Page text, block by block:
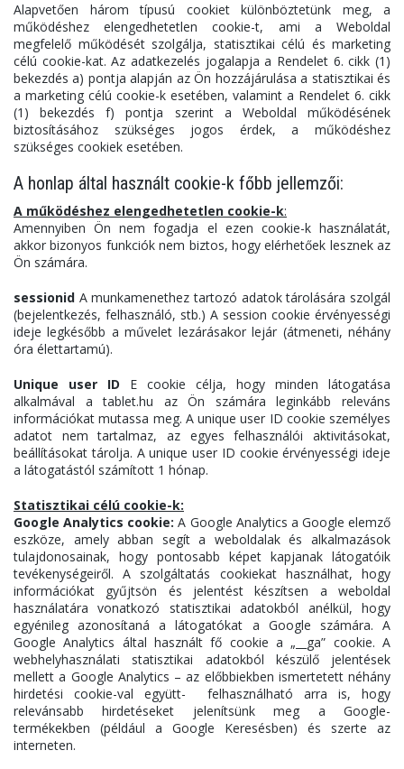
Alapvetően három típusú cookiet különböztetünk meg, a
működéshez elengedhetetlen cookie-t, ami a Weboldal
megfelelő működését szolgálja, statisztikai célú és marketing
célú cookie-kat. Az adatkezelés jogalapja a Rendelet 6. cikk (1)
bekezdés a) pontja alapján az Ön hozzájárulása a statisztikai és
a marketing célú cookie-k esetében, valamint a Rendelet 6. cikk
(1) bekezdés f) pontja szerint a Weboldal működésének
biztosításához szükséges jogos érdek, a működéshez
szükséges cookiek esetében.
A honlap által használt cookie-k főbb jellemzői:
A működéshez elengedhetetlen cookie-k:
Amennyiben Ön nem fogadja el ezen cookie-k használatát,
akkor bizonyos funkciók nem biztos, hogy elérhetőek lesznek az
Ön számára.
sessionid A munkamenethez tartozó adatok tárolására szolgál
(bejelentkezés, felhasználó, stb.) A session cookie érvényességi
ideje legkésőbb a művelet lezárásakor lejár (átmeneti, néhány
óra élettartamú).
Unique user ID E cookie célja, hogy minden látogatása
alkalmával a tablet.hu az Ön számára leginkább releváns
információkat mutassa meg. A unique user ID cookie személyes
adatot nem tartalmaz, az egyes felhasználói aktivitásokat,
beállításokat tárolja. A unique user ID cookie érvényességi ideje
a látogatástól számított 1 hónap.
Statisztikai célú cookie-k:
Google Analytics cookie: A Google Analytics a Google elemző
eszköze, amely abban segít a weboldalak és alkalmazások
tulajdonosainak, hogy pontosabb képet kapjanak látogatóik
tevékenységeiről. A szolgáltatás cookiekat használhat, hogy
információkat gyűjtsön és jelentést készítsen a weboldal
használatára vonatkozó statisztikai adatokból anélkül, hogy
egyénileg azonosítaná a látogatókat a Google számára. A
Google Analytics által használt fő cookie a „__ga” cookie. A
webhelyhasználati statisztikai adatokból készülő jelentések
mellett a Google Analytics – az előbbiekben ismertetett néhány
hirdetési cookie-val együtt- felhasználható arra is, hogy
relevánsabb hirdetéseket jelenítsünk meg a Google-
termékekben (például a Google Keresésben) és szerte az
interneten.